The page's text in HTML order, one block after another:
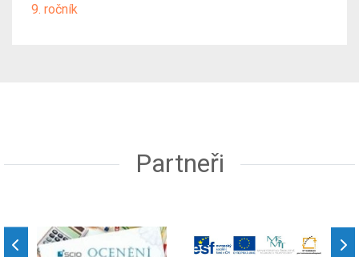
9. ročník
Partneři